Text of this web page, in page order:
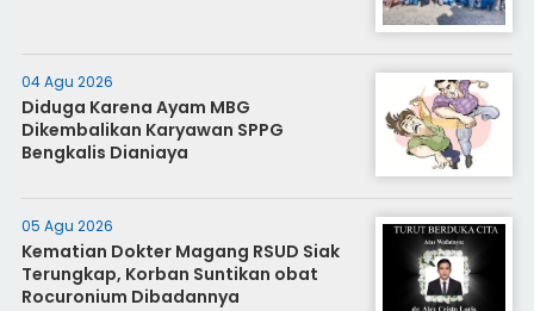
04 Agu 2026
Diduga Karena Ayam MBG
Dikembalikan Karyawan SPPG
Bengkalis Dianiaya
05 Agu 2026
Kematian Dokter Magang RSUD Siak
Terungkap, Korban Suntikan obat
Rocuronium Dibadannya